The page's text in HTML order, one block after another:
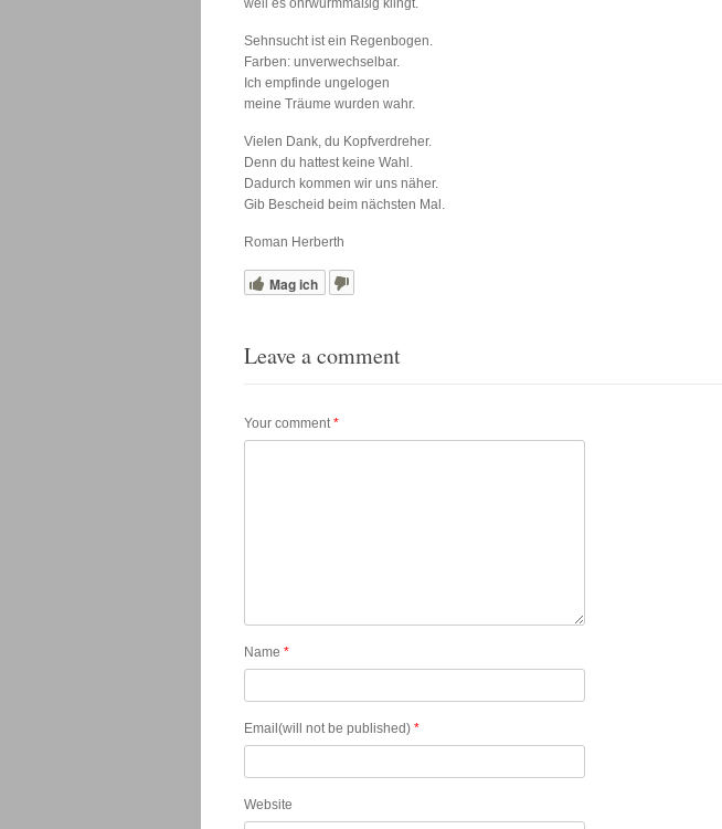
weil es ohrwurmmäßig klingt.
Sehnsucht ist ein Regenbogen.
Farben: unverwechselbar.
Ich empfinde ungelogen
meine Träume wurden wahr.
Vielen Dank, du Kopfverdreher.
Denn du hattest keine Wahl.
Dadurch kommen wir uns näher.
Gib Bescheid beim nächsten Mal.
Roman Herberth
Mag ich
Leave a comment
Your comment*
Name*
Email(will not be published)*
Website